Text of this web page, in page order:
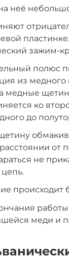
неё
зажим-
полюс
из
медные
ко
до
от
не
происходит
меди и